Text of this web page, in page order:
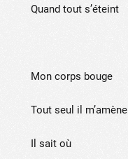
Quand tout s’éteint
Mon corps bouge
Tout seul il m’amène
Il sait où